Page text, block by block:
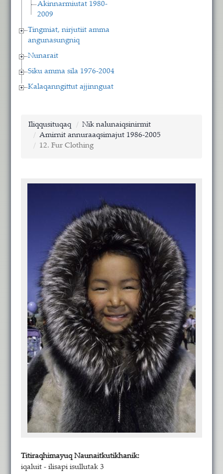
Akinnarmiutat 1980-
2009
Tingmiat, nirjutiit amma
angunasungniq
Nunarait
Siku amma sila 1976-2004
Kalaqanngittut ajjinnguat
Iliqqusituqaq
Nik nalunaiqsinirmit
Amirnit annuraaqsimajut 1986-2005
12. Fur Clothing
Titiraqhimayuq Naunaitkutikhanik:
iqaluit - ilisapi isullutak 3